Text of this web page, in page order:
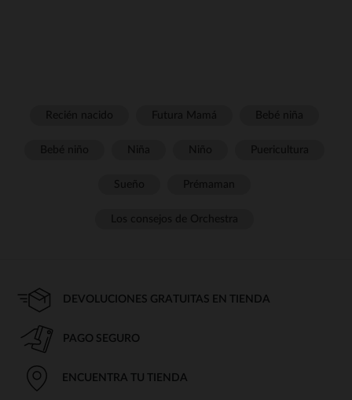
DEVOLUCIONES GRATUITAS EN TIENDA
PAGO SEGURO
ENCUENTRA TU TIENDA